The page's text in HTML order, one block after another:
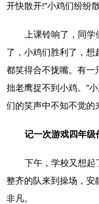
开快散开!”小鸡们纷纷
上课铃响了，同
了，小鸡们胜利了，想
都笑得合不拢嘴。有一
拙老鹰捉不到小鸡。”
们的笑声中不知不觉的
记一次游戏四年级
下午，学校又想起
整齐的队来到操场，安
非凡。